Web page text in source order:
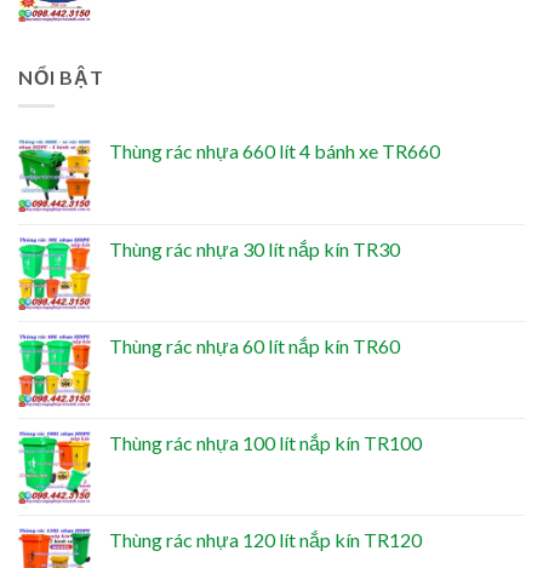
NỔI BẬT
Thùng rác nhựa 660 lít 4 bánh xe TR660
Thùng rác nhựa 30 lít nắp kín TR30
Thùng rác nhựa 60 lít nắp kín TR60
Thùng rác nhựa 100 lít nắp kín TR100
Thùng rác nhựa 120 lít nắp kín TR120